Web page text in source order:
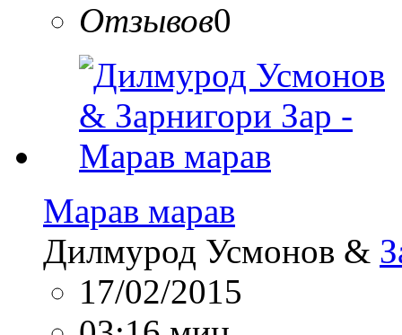
Отзывов0
Марав марав
Дилмурод Усмонов &
17/02/2015